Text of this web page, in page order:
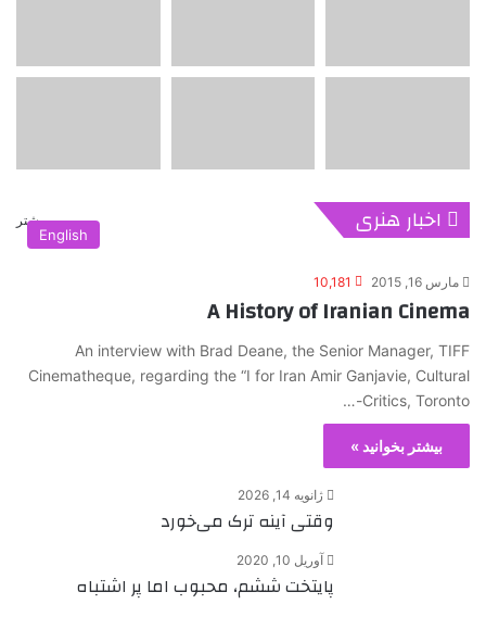
اخبار هنری بیشتر
English
مارس 16, 2015 10,181
A History of Iranian Cinema
An interview with Brad Deane, the Senior Manager, TIFF
Cinematheque, regarding the “I for Iran Amir Ganjavie, Cultural
Critics, Toronto-…
بیشتر بخوانید »
ژانویه 14, 2026
وقتی آینه ترک می‌خورد
آوریل 10, 2020
پایتخت ششم، محبوب اما پر اشتباه